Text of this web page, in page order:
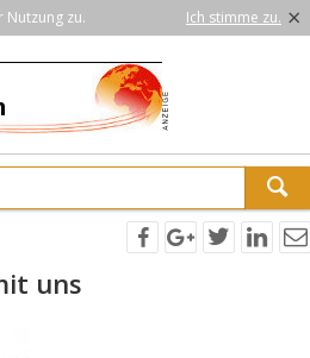
Nutzung zu. Ich stimme zu. ×
uns